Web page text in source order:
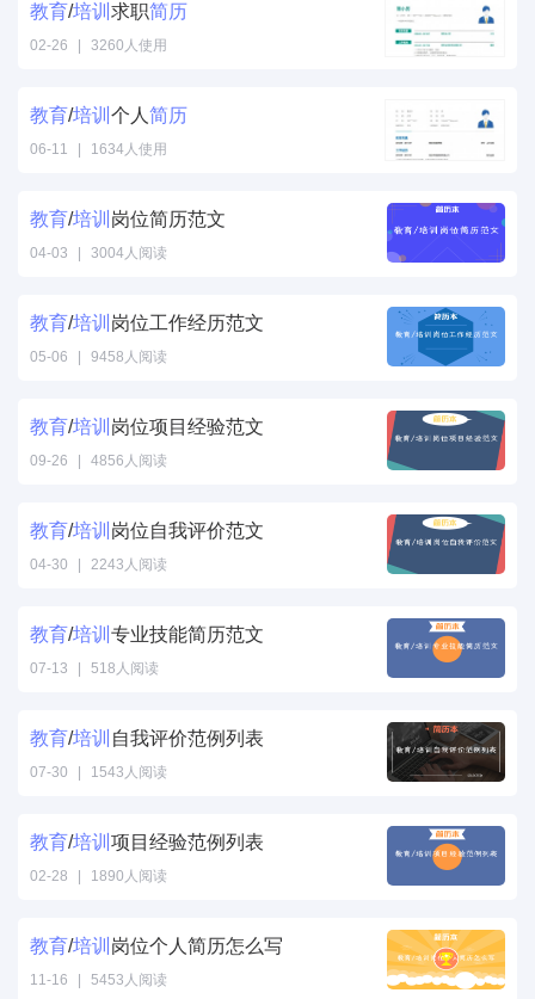
教育/培训 求职简历
02-26 3260人使用
教育/培训 个人 简历
06-11 1634人使用
教育/培训 岗位简历范文
04-03 3004人阅读
教育/培训 岗位工作经历范文
05-06 9458人阅读
教育/培训 岗位项目经验范文
09-26 4856人阅读
教育/培训 岗位自我评价范文
04-30 2243人阅读
教育/培训 专业技能简历范文
07-13 518人阅读
教育/培训 自我评价范例列表
07-30 1543人阅读
教育/培训 项目经验范例列表
02-28 1890人阅读
教育/培训 岗位个人简历怎么写
11-16 5453人阅读